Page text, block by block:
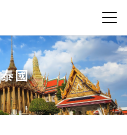
泰國